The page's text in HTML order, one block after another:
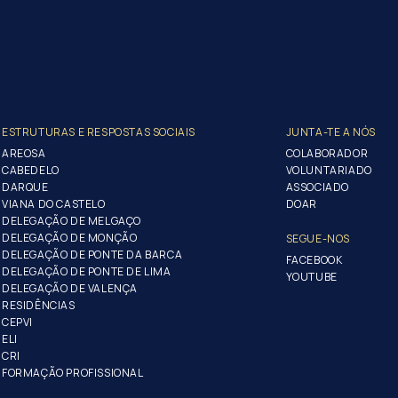
ESTRUTURAS E RESPOSTAS SOCIAIS
AREOSA
CABEDELO
DARQUE
VIANA DO CASTELO
DELEGAÇÃO DE MELGAÇO
DELEGAÇÃO DE MONÇÃO
DELEGAÇÃO DE PONTE DA BARCA
DELEGAÇÃO DE PONTE DE LIMA
DELEGAÇÃO DE VALENÇA
RESIDÊNCIAS
CEPVI
ELI
CRI
FORMAÇÃO PROFISSIONAL
JUNTA-TE A NÓS
COLABORADOR
VOLUNTARIADO
ASSOCIADO
DOAR
SEGUE-NOS
FACEBOOK
YOUTUBE